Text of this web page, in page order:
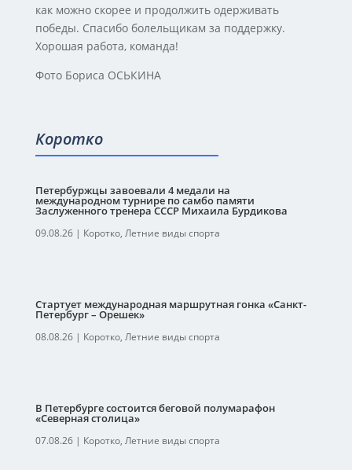
как можно скорее и продолжить одерживать
победы. Спасибо болельщикам за поддержку.
Хорошая работа, команда!
Фото Бориса ОСЬКИНА
Коротко
Петербуржцы завоевали 4 медали на
международном турнире по самбо памяти
Заслуженного тренера СССР Михаила Бурдикова
09.08.26| Коротко, Летние виды спорта
Стартует международная маршрутная гонка «Санкт-
Петербург – Орешек»
08.08.26| Коротко, Летние виды спорта
В Петербурге состоится беговой полумарафон
«Северная столица»
07.08.26| Коротко, Летние виды спорта